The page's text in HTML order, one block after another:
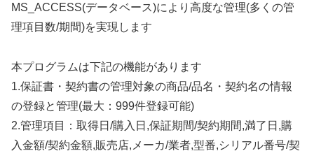
MS_ACCESS(データベース)により高度な管理(多くの管
理項目数/期間)を実現します
本プログラムは下記の機能があります
1.保証書・契約書の管理対象の商品/品名・契約名の情報
の登録と管理(最大：999件登録可能)
2.管理項目：取得日/購入日,保証期間/契約期間,満了日,購
入金額/契約金額,販売店,メーカ/業者,型番,シリアル番号/契